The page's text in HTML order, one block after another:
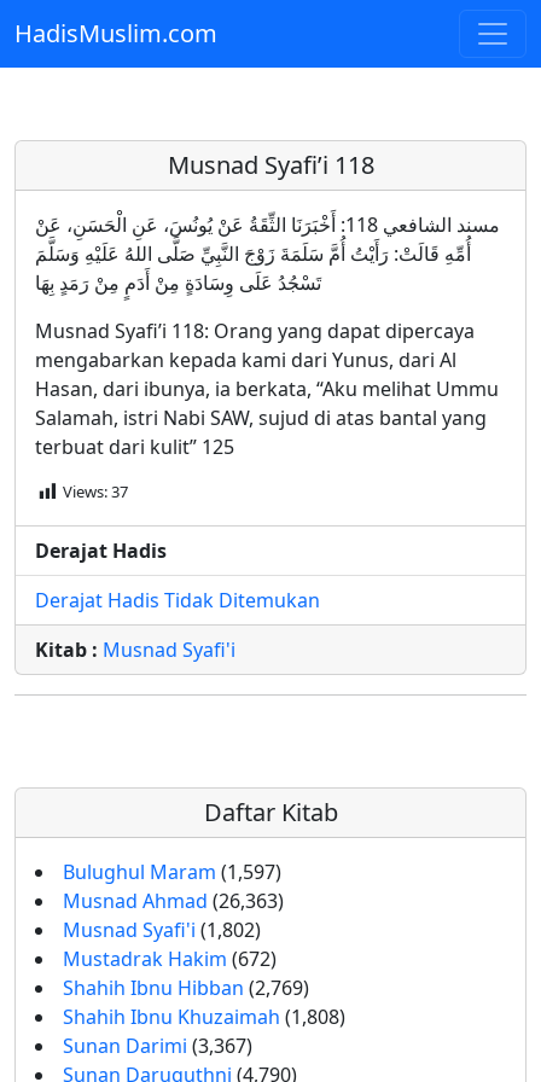
Skip to main content
HadisMuslim.com
Musnad Syafi’i 118
مسند الشافعي 118: أَخْبَرَنَا الثِّقَةُ عَنْ يُونُسَ، عَنِ الْحَسَنِ، عَنْ
أُمِّهِ قَالَتْ: رَأَيْتُ أُمَّ سَلَمَةَ زَوْجَ النَّبِيِّ صَلَّى اللهُ عَلَيْهِ وَسَلَّمَ
تَسْجُدُ عَلَى وِسَادَةٍ مِنْ أَدَمٍ مِنْ رَمَدٍ بِهَا
Musnad Syafi’i 118: Orang yang dapat dipercaya
mengabarkan kepada kami dari Yunus, dari Al
Hasan, dari ibunya, ia berkata, “Aku melihat Ummu
Salamah, istri Nabi SAW, sujud di atas bantal yang
terbuat dari kulit” 125
Views:37
Derajat Hadis
Derajat Hadis Tidak Ditemukan
Kitab : Musnad Syafi'i
Daftar Kitab
Bulughul Maram (1,597)
Musnad Ahmad (26,363)
Musnad Syafi'i (1,802)
Mustadrak Hakim (672)
Shahih Ibnu Hibban (2,769)
Shahih Ibnu Khuzaimah (1,808)
Sunan Darimi (3,367)
Sunan Daruquthni (4,790)